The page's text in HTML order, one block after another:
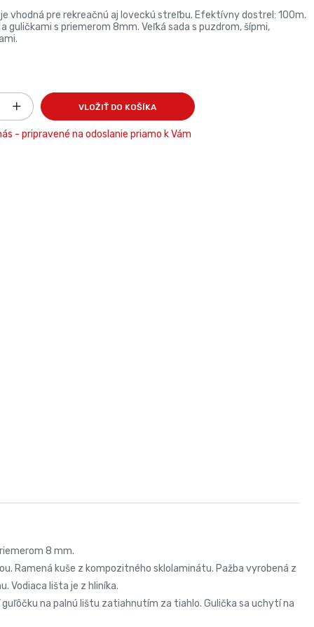
vhodná pre rekreačnú aj loveckú streľbu. Efektívny dostrel: 100m.
guličkami s priemerom 8mm. Veľká sada s puzdrom, šípmi,
VLOŽIŤ DO KOŠÍKA
- pripravené na odoslanie priamo k Vám
8 mm.
Ramená kuše z kompozitného sklolaminátu. Pažba vyrobená z
Vodiaca lišta je z hliníka.
na palnú lištu zatiahnutím za tiahlo. Gulička sa uchytí na